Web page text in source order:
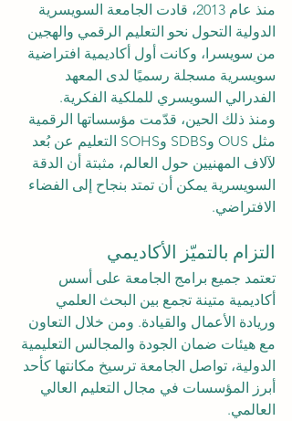
منذ عام 2013، قادت الجامعة السويسرية
الدولية التحول نحو التعليم الرقمي والهجين
من سويسرا، وكانت أول أكاديمية افتراضية
سويسرية مسجلة رسميًا لدى المعهد
الفدرالي السويسري للملكية الفكرية.
ومنذ ذلك الحين، قدّمت مؤسساتها الرقمية
مثل OUS وSDBS وSOHS التعليم عن بُعد
لآلاف المهنيين حول العالم، مثبتة أن الدقة
السويسرية يمكن أن تمتد بنجاح إلى الفضاء
الافتراضي.
التزام بالتميّز الأكاديمي
تعتمد جميع برامج الجامعة على أسس
أكاديمية متينة تجمع بين البحث العلمي
وريادة الأعمال والقيادة. ومن خلال التعاون
مع هيئات ضمان الجودة والمجالس التعليمية
الدولية، تواصل الجامعة ترسيخ مكانتها كأحد
أبرز المؤسسات في مجال التعليم العالي
العالمي.